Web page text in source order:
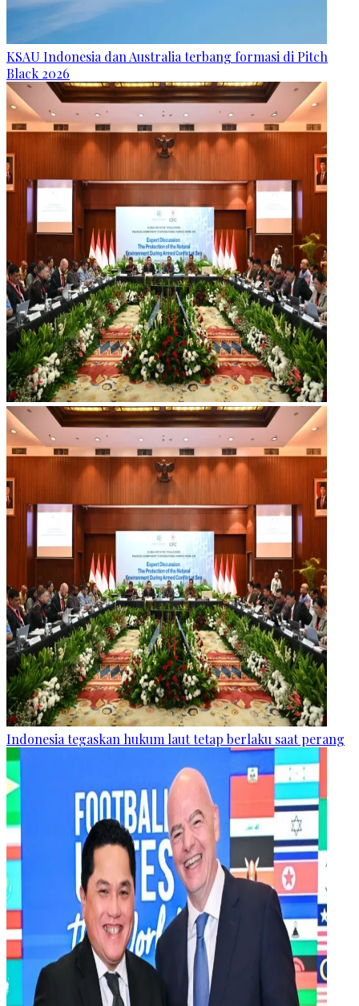
KSAU Indonesia dan Australia terbang formasi di Pitch
Black 2026
Indonesia tegaskan hukum laut tetap berlaku saat perang